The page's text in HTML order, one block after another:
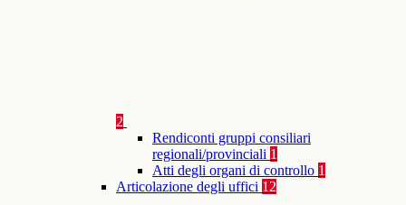
2
Rendiconti gruppi consiliari
regionali/provinciali 1
Atti degli organi di controllo 1
Articolazione degli uffici 12